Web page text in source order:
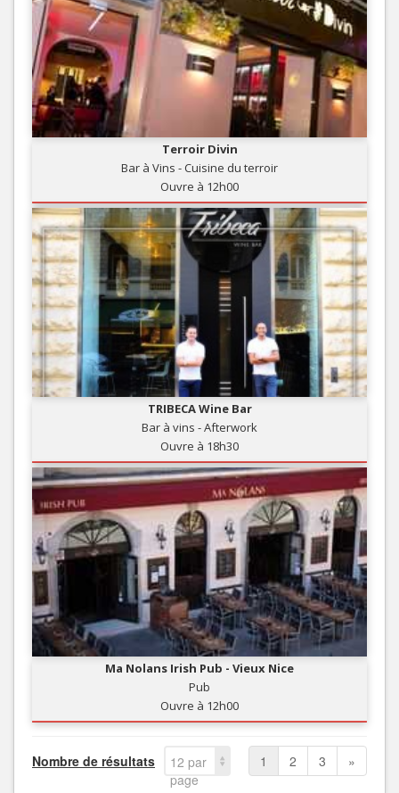
Terroir Divin
Bar à Vins - Cuisine du terroir
Ouvre à 12h00
TRIBECA Wine Bar
Bar à vins - Afterwork
Ouvre à 18h30
Ma Nolans Irish Pub - Vieux Nice
Pub
Ouvre à 12h00
Nombre de résultats
12 par
page
1 2 3 »